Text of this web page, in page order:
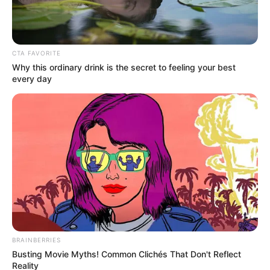
CTA FAVORITE
Why this ordinary drink is the secret to feeling your best
every day
BRAINBERRIES
Busting Movie Myths! Common Clichés That Don't Reflect
Reality